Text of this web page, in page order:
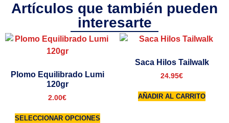
Artículos que también pueden
interesarte
Plomo Equilibrado Lumi
120gr
2.00€
SELECCIONAR OPCIONES
Saca Hilos Tailwalk
24.95€
AÑADIR AL CARRITO